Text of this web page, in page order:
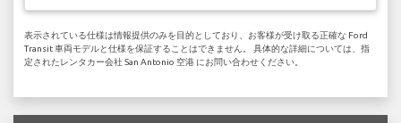
表示されている仕様は情報提供のみを目的としており、お客様が受け取る正確な Ford
Transit 車両モデルと仕様を保証することはできません。 具体的な詳細については、指
定されたレンタカー会社 San Antonio 空港 にお問い合わせください。